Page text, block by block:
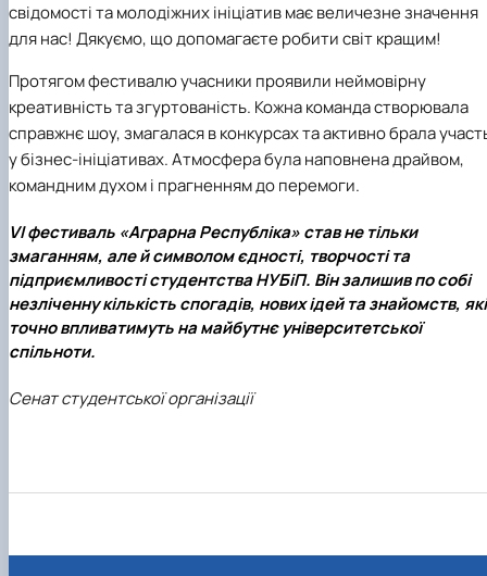
свідомості та молодіжних ініціатив має величезне значення
для нас! Дякуємо, що допомагаєте робити світ кращим!
Протягом фестивалю учасники проявили неймовірну
креативність та згуртованість. Кожна команда створювала
справжнє шоу, змагалася в конкурсах та активно брала
у бізнес-ініціативах. Атмосфера була наповнена драйвом,
командним духом і прагненням до перемоги.
VI фестиваль «Аграрна Республіка» став не тільки
змаганням, але й символом єдності, творчості та
підприємливості студентства НУБіП. Він залишив по собі
незліченну кількість спогадів, нових ідей та знайомств, які
точно впливатимуть на майбутнє університетської
спільноти.
Сенат студентської організації